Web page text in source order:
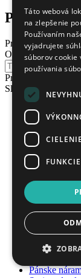
Podobné
Predchádzajúci
Odoberajte naše
Prihlásením
Sledujte nás
topsperk.sk
O nás
Kontakt
Obchodné
Ochrana
Blog
Veľkoobchod
Značky
Poštovné
Vernostný
Pánske
Táto webová
na zlepšenie
Používaním
vyjadrujete
súborov cookie
používania
CIELENIE
FUNKCIE